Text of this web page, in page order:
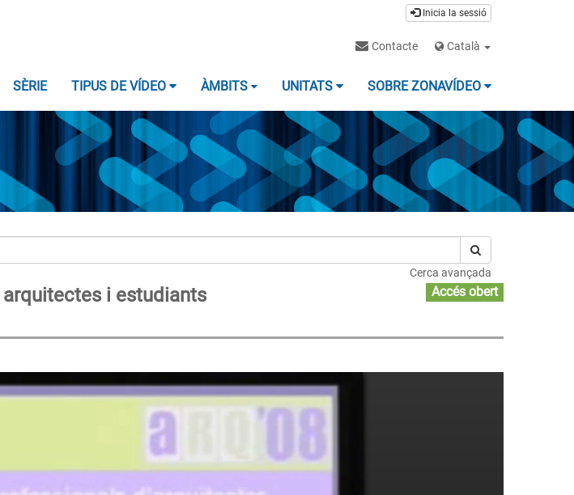
Inicia la sessió
Contacte Català
SÈRIE TIPUS DE VÍDEO ÀMBITS UNITATS SOBRE ZONAVÍDEO
Cerca avançada
i estudiants
Accés obert